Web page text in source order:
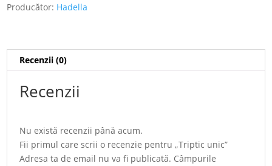
Producător: Hadella
Recenzii (0)
Recenzii
Nu există recenzii până acum.
Fii primul care scrii o recenzie pentru „Triptic unic”
Adresa ta de email nu va fi publicată. Câmpurile